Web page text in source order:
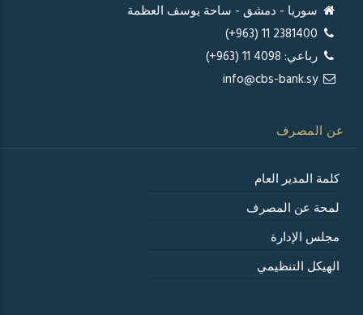
سوريا - دمشق - ساحة يوسف العظمة
رباعي: 4098 11 (963+)
info@cbs-bank.sy
عن المصرف
كلمة المدير العام
لمحة عن المصرف
مجلس الإدارة
الهيكل التنظيمي